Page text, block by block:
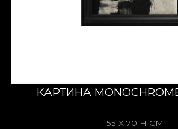
КАРТИНА
55 X 70 H СМ